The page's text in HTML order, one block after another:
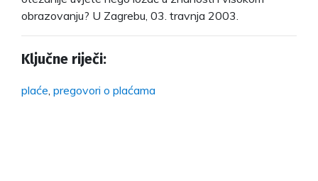
obrazovanju? U Zagrebu, 03. travnja 2003.
Ključne riječi:
plaće pregovori o plaćama